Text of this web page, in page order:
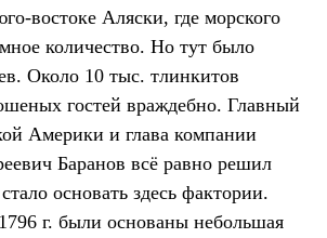
востоке Аляски, где морского
количество. Но тут было
Около 10 тыс. тлинкитов
гостей враждебно. Главный
Америки и глава компании
Баранов всё равно решил
основать здесь фактории.
г. были основаны небольшая